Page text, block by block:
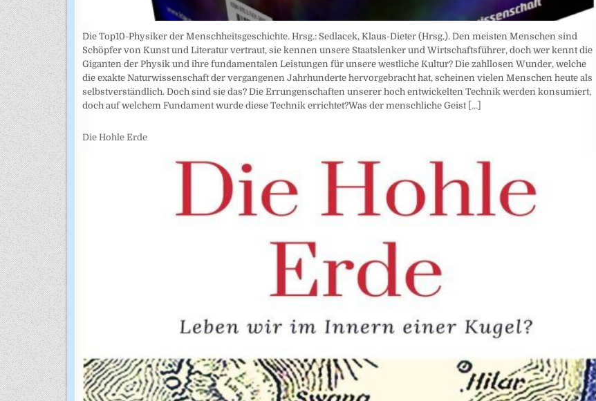
Die Top10-Physiker der Menschheitsgeschichte. Hrsg.: Sedlacek, Klaus-Dieter (Hrsg.). Den meisten Menschen sind
Schöpfer von Kunst und Literatur vertraut, sie kennen unsere Staatslenker und Wirtschaftsführer, doch wer kennt die
Giganten der Physik und ihre fundamentalen Leistungen für unsere westliche Kultur? Die zahllosen Wunder, welche
die exakte Naturwissenschaft der vergangenen Jahrhunderte hervorgebracht hat, scheinen vielen Menschen heute als
selbstverständlich. Doch sind sie das? Die Errungenschaften unserer hoch entwickelten Technik werden konsumiert,
doch auf welchem Fundament wurde diese Technik errichtet?Was der menschliche Geist [...]
Die Hohle Erde